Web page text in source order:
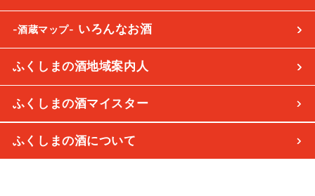
-酒蔵マップ- いろんなお酒
ふくしまの酒地域案内人
ふくしまの酒マイスター
ふくしまの酒について